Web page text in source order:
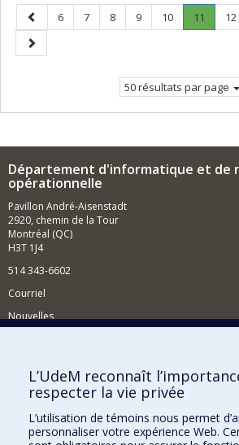
Page
précédente
Page
6 Page
7 Page
8 Page
9 Page
10 Page
11
Page
12
Page
suivante
50 résultats par page
Département d'informatique et de
opérationnelle
Pavillon André-Aisenstadt
2920, chemin de la Tour
Montréal (QC)
H3T 1J4
514 343-6602
Courriel
Nouvelles
Comment soutenir le Département?
BESOIN D'AIDE?
Plan du site
Signaler une erreur
L’UdeM reconnaît
respecter la vie privée
L’utilisation de témoins nous permet
personnaliser votre expérience Web.